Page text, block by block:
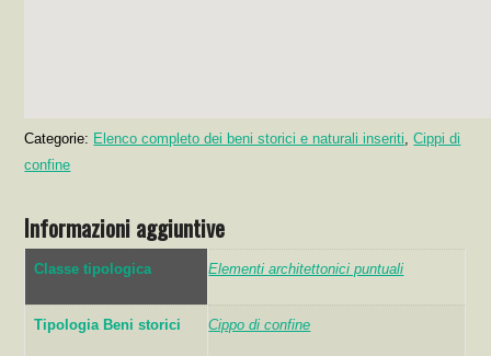
Categorie: Elenco completo dei beni storici e naturali inseriti ,Cippi di
confine
Informazioni aggiuntive
Classe tipologica Elementi architettonici puntuali
Tipologia Beni storici Cippo di confine